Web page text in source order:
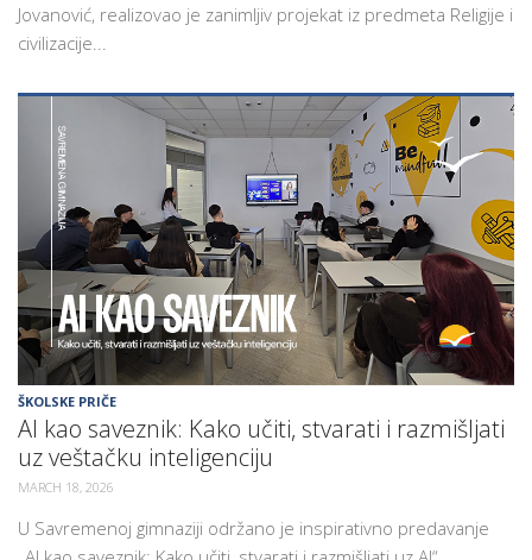
Jovanović, realizovao je zanimljiv projekat iz predmeta Religije i
civilizacije...
ŠKOLSKE PRIČE
AI kao saveznik: Kako učiti, stvarati i razmišljati
uz veštačku inteligenciju
MARCH 18, 2026
U Savremenoj gimnaziji održano je inspirativno predavanje